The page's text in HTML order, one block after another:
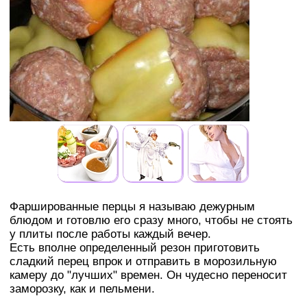
Фаршированные перцы я называю дежурным
блюдом и готовлю его сразу много, чтобы не стоять
у плиты после работы каждый вечер.
Есть вполне определенный резон приготовить
сладкий перец впрок и отправить в морозильную
камеру до "лучших" времен. Он чудесно переносит
заморозку, как и пельмени.